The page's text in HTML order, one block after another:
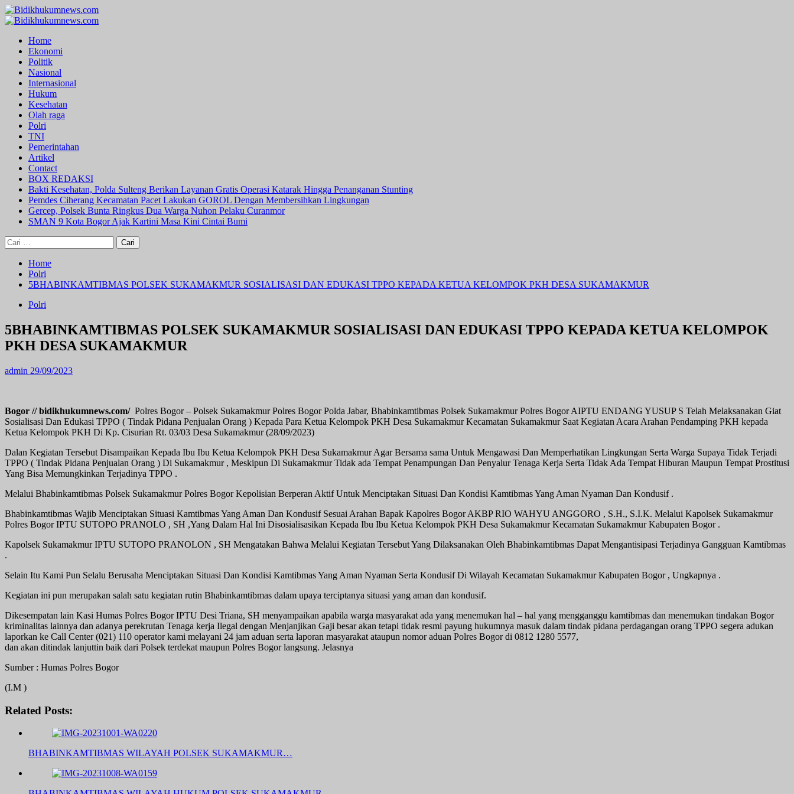
Skip
to
Primary
Home
Ekonomi
Politik
Nasional
Internasional
Hukum
Kesehatan
Olah raga
Polri
TNI
Pemerintahan
Artikel
Contact
BOX REDAKSI
Bakti Kesehatan, Polda Sulteng Berikan Layanan Gratis Operasi Katarak Hingga Penanganan Stunting
Pemdes Ciherang Kecamatan Pacet Lakukan GOROL Dengan Membersihkan Lingkungan
Gercep, Polsek Bunta Ringkus Dua Warga Nuhon Pelaku Curanmor
SMAN 9 Kota Bogor Ajak Kartini Masa Kini Cintai Bumi
Cari
untuk:
Home
Polri
5BHABINKAMTIBMAS POLSEK SUKAMAKMUR SOSIALISASI DAN EDUKASI TPPO KEPADA KETUA KELOMPOK PKH DESA SUKAMAKMUR
Polri
5BHABINKAMTIBMAS POLSEK SUKAMAKMUR SOSIALISASI DAN EDUKASI TPPO KEPADA KETUA KELOMPOK
PKH DESA SUKAMAKMUR
admin 29/09/2023
Bogor // bidikhukumnews.com/ Polres Bogor – Polsek Sukamakmur Polres Bogor Polda Jabar, Bhabinkamtibmas Polsek Sukamakmur Polres Bogor AIPTU ENDANG YUSUP S Telah Melaksanakan Giat
Sosialisasi Dan Edukasi TPPO ( Tindak Pidana Penjualan Orang ) Kepada Para Ketua Kelompok PKH Desa Sukamakmur Kecamatan Sukamakmur Saat Kegiatan Acara Arahan Pendamping PKH kepada
Ketua Kelompok PKH Di Kp. Cisurian Rt. 03/03 Desa Sukamakmur (28/09/2023)
Dalan Kegiatan Tersebut Disampaikan Kepada Ibu Ibu Ketua Kelompok PKH Desa Sukamakmur Agar Bersama sama Untuk Mengawasi Dan Memperhatikan Lingkungan Serta Warga Supaya Tidak Terjadi
TPPO ( Tindak Pidana Penjualan Orang ) Di Sukamakmur , Meskipun Di Sukamakmur Tidak ada Tempat Penampungan Dan Penyalur Tenaga Kerja Serta Tidak Ada Tempat Hiburan Maupun Tempat Prostitusi
Yang Bisa Memungkinkan Terjadinya TPPO .
Melalui Bhabinkamtibmas Polsek Sukamakmur Polres Bogor Kepolisian Berperan Aktif Untuk Menciptakan Situasi Dan Kondisi Kamtibmas Yang Aman Nyaman Dan Kondusif .
Bhabinkamtibmas Wajib Menciptakan Situasi Kamtibmas Yang Aman Dan Kondusif Sesuai Arahan Bapak Kapolres Bogor AKBP RIO WAHYU ANGGORO , S.H., S.I.K. Melalui Kapolsek Sukamakmur
Polres Bogor IPTU SUTOPO PRANOLO , SH ,Yang Dalam Hal Ini Disosialisasikan Kepada Ibu Ibu Ketua Kelompok PKH Desa Sukamakmur Kecamatan Sukamakmur Kabupaten Bogor .
Kapolsek Sukamakmur IPTU SUTOPO PRANOLON , SH Mengatakan Bahwa Melalui Kegiatan Tersebut Yang Dilaksanakan Oleh Bhabinkamtibmas Dapat Mengantisipasi Terjadinya Gangguan Kamtibmas
.
Selain Itu Kami Pun Selalu Berusaha Menciptakan Situasi Dan Kondisi Kamtibmas Yang Aman Nyaman Serta Kondusif Di Wilayah Kecamatan Sukamakmur Kabupaten Bogor , Ungkapnya .
Kegiatan ini pun merupakan salah satu kegiatan rutin Bhabinkamtibmas dalam upaya terciptanya situasi yang aman dan kondusif.
Dikesempatan lain Kasi Humas Polres Bogor IPTU Desi Triana, SH menyampaikan apabila warga masyarakat ada yang menemukan hal – hal yang mengganggu kamtibmas dan menemukan tindakan Bogor
kriminalitas lainnya dan adanya perekrutan Tenaga kerja Ilegal dengan Menjanjikan Gaji besar akan tetapi tidak resmi payung hukumnya masuk dalam tindak pidana perdagangan orang TPPO segera adukan
laporkan ke Call Center (021) 110 operator kami melayani 24 jam aduan serta laporan masyarakat ataupun nomor aduan Polres Bogor di 0812 1280 5577,
dan akan ditindak lanjuttin baik dari Polsek terdekat maupun Polres Bogor langsung. Jelasnya
Sumber : Humas Polres Bogor
(I.M )
Related Posts:
BHABINKAMTIBMAS WILAYAH POLSEK SUKAMAKMUR…